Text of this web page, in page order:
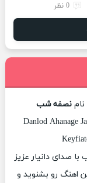
0 نظر
نام نصفه شب
Danlod Ahanage
با صدای دانیار عزیز
اهنگ رو بشنوید و